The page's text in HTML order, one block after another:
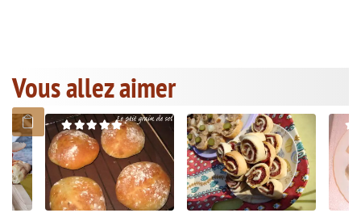
Vous allez aimer